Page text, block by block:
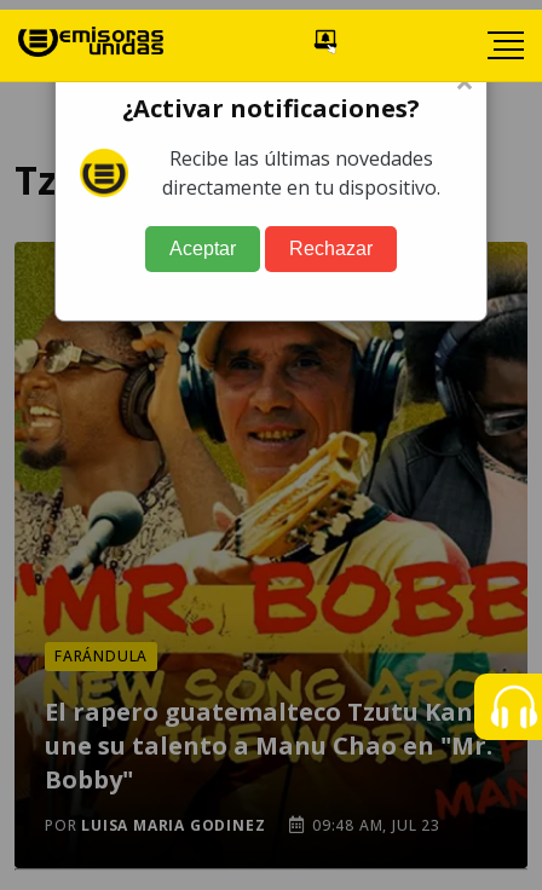
Tzutu Kan
FARÁNDULA
El rapero guatemalteco Tzutu Kan
une su talento a Manu Chao en "Mr.
Bobby"
POR LUISA MARIA GODINEZ 09:48 AM, JUL 23
×
¿Activar notificaciones?
Recibe las últimas novedades
directamente en tu dispositivo.
Aceptar Rechazar